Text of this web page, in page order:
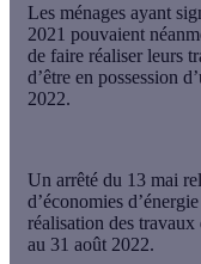
Les ménages ayant
2021 pouvaient
de faire réaliser leurs
d’être en possession
2022.
Un arrêté du 13 mai
d’économies
réalisation des
au 31 août 2022.